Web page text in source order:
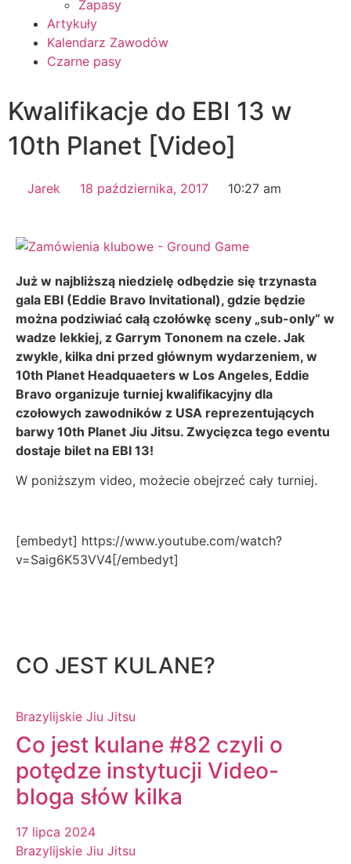
Zapasy
Artykuły
Kalendarz Zawodów
Czarne pasy
Kwalifikacje do EBI 13 w
10th Planet [Video]
Jarek 18 października, 2017 10:27 am
Już w najbliższą niedzielę odbędzie się trzynasta
gala EBI (Eddie Bravo Invitational), gdzie będzie
można podziwiać całą czołówkę sceny „sub-only” w
wadze lekkiej, z Garrym Tononem na czele. Jak
zwykle, kilka dni przed głównym wydarzeniem, w
10th Planet Headquaeters w Los Angeles, Eddie
Bravo organizuje turniej kwalifikacyjny dla
czołowych zawodników z USA reprezentujących
barwy 10th Planet Jiu Jitsu. Zwycięzca tego eventu
dostaje bilet na EBI 13!
W poniższym video, możecie obejrzeć cały turniej.
[embedyt] https://www.youtube.com/watch?
v=Saig6K53VV4[/embedyt]
CO JEST KULANE?
Brazylijskie Jiu Jitsu
Co jest kulane #82 czyli o
potędze instytucji Video-
bloga słów kilka
17 lipca 2024
Brazylijskie Jiu Jitsu